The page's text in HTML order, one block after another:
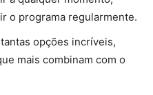
o programa regularmente.
opções incríveis,
mais combinam com o